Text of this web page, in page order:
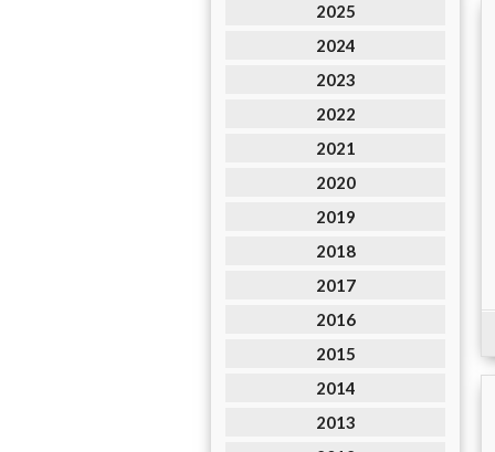
2025
2024
2023
2022
2021
2020
2019
2018
2017
2016
2015
2014
2013